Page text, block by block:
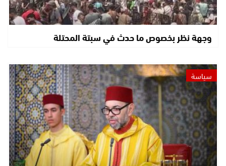
وجهة نظر بخصوص ما حدث في سبتة المحتلة
سياسة